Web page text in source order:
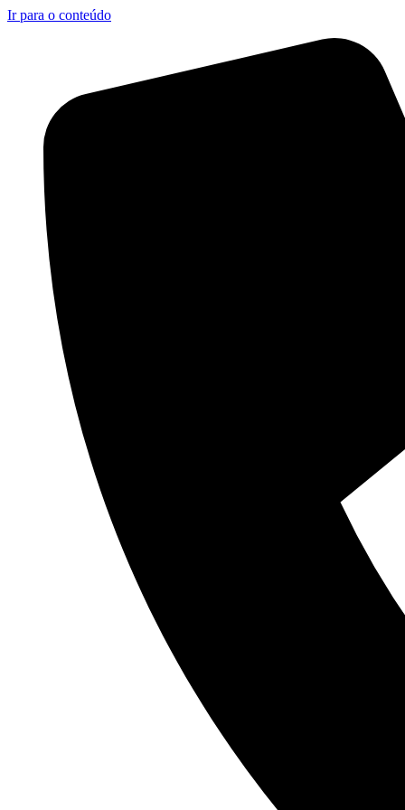
Ir para o conteúdo